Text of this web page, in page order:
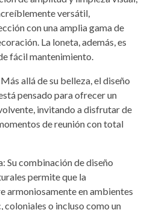
versátil,
con una amplia gama de
La loneta, además, es
fácil mantenimiento.
allá de su belleza, el diseño
pensado para ofrecer un
invitando a disfrutar de
de reunión con total
Su combinación de diseño
permite que la
armoniosamente en ambientes
coloniales o incluso como un